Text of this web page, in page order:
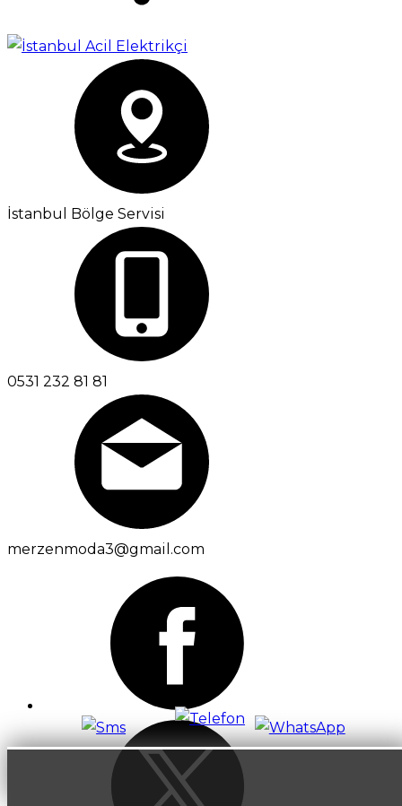
İstanbul Bölge Servisi
0531 232 81 81
merzenmoda3@gmail.com